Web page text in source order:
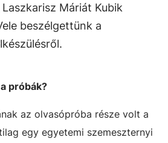
Máriát Kubik
beszélgettünk a
próbák?
az olvasópróba része volt a
egy egyetemi szemeszternyi